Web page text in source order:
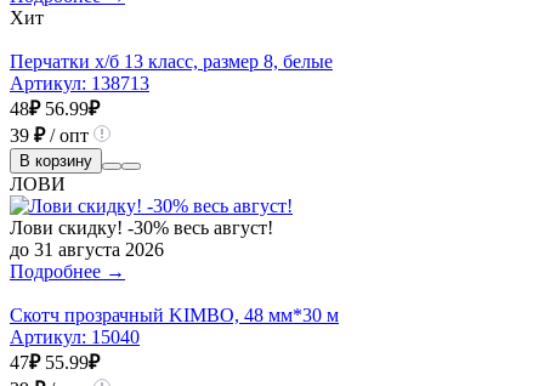
Хит
Перчатки х/б 13 класс, размер 8, белые
Артикул: 138713
48₽ 56.99₽
39 ₽/ опт
В корзину
ЛОВИ
Лови скидку! -30% весь август!
до 31 августа 2026
Подробнее →
Скотч прозрачный KIMBO, 48 мм*30 м
Артикул: 15040
47₽ 55.99₽